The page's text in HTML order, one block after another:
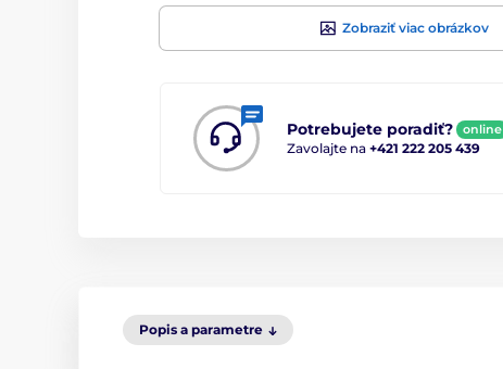
Zobraziť viac obrázkov
Potrebujete poradiť? online
Zavolajte na +421 222 205 439
Popis a parametre